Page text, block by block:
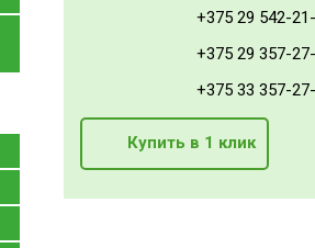
+375 29 542-
+375 29 357-
+375 33 357-
Купить в 1 клик